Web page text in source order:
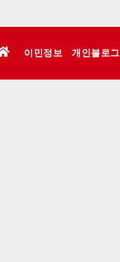
이민정보 개인블로그